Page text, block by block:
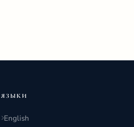
ЯЗЫКИ
English